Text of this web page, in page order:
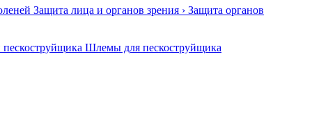
Защита лица и органов зрения › Защита органов
Шлемы для пескоструйщика